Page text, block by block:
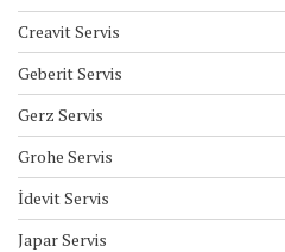
Creavit Servis
Geberit Servis
Gerz Servis
Grohe Servis
İdevit Servis
Japar Servis